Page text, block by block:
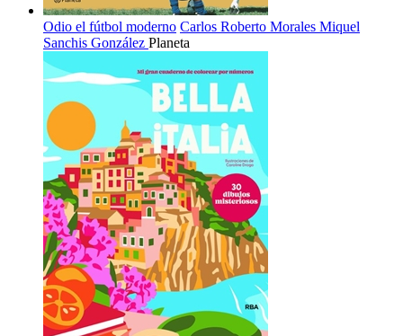
Odio el fútbol moderno Carlos Roberto Morales Miquel
Sanchis González Planeta